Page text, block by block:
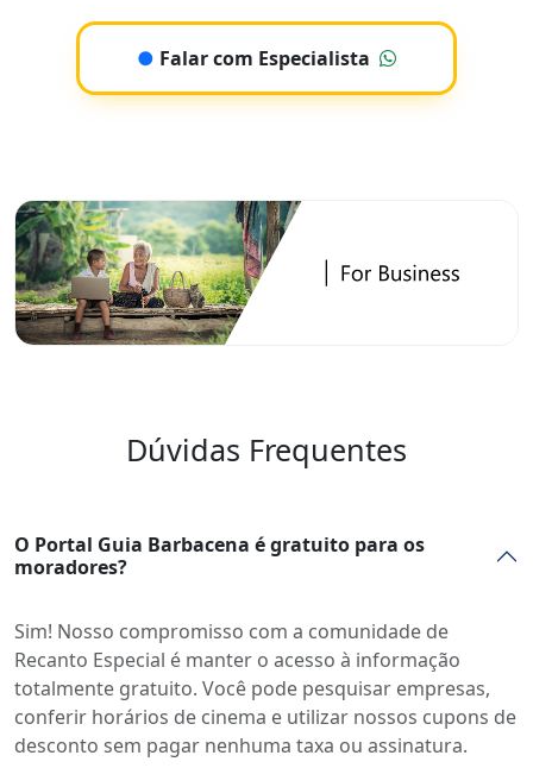
● Falar com Especialista
Dúvidas Frequentes
O Portal Guia Barbacena é gratuito para os
moradores?
Sim! Nosso compromisso com a comunidade de
Recanto Especial é manter o acesso à informação
totalmente gratuito. Você pode pesquisar empresas,
conferir horários de cinema e utilizar nossos cupons de
desconto sem pagar nenhuma taxa ou assinatura.